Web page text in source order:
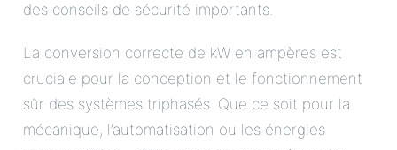
des conseils de sécurité importants.
La conversion correcte de kW en ampères est
cruciale pour la conception et le fonctionnement
sûr des systèmes triphasés. Que ce soit pour la
mécanique, l’automatisation ou les énergies